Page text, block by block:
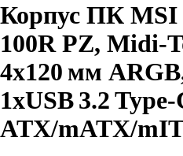
Корпус ПК
100R PZ, Midi-
4x120 мм
1xUSB 3.2
ATX/mATX/